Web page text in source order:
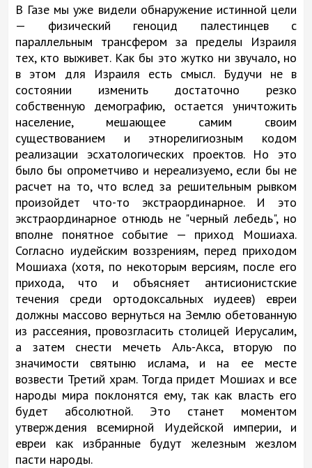
В Газе мы уже видели обнаружение истинной цели
— физический геноцид палестинцев с
параллельным трансфером за пределы Израиля
тех, кто выживет. Как бы это жутко ни звучало, но
в этом для Израиля есть смысл. Будучи не в
состоянии изменить достаточно резко
собственную демографию, остается уничтожить
население, мешающее самим своим
существованием и этнорелигиозным кодом
реализации эсхатологических проектов. Но это
было бы опрометчиво и нереализуемо, если бы не
расчет на то, что вслед за решительным рывком
произойдет что-то экстраординарное. И это
экстраординарное отнюдь не "черный лебедь", но
вполне понятное событие — приход Мошиаха.
Согласно иудейским воззрениям, перед приходом
Мошиаха (хотя, по некоторым версиям, после его
прихода, что и объясняет антисионистские
течения среди ортодоксальных иудеев) евреи
должны массово вернуться на Землю обетованную
из рассеяния, провозгласить столицей Иерусалим,
а затем снести мечеть Аль-Акса, вторую по
значимости святыню ислама, и на ее месте
возвести Третий храм. Тогда придет Мошиах и все
народы мира поклонятся ему, так как власть его
будет абсолютной. Это станет моментом
утверждения всемирной Иудейской империи, и
евреи как избранные будут железным жезлом
пасти народы.